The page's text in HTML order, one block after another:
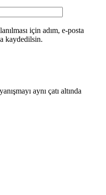
için adım, e-posta
kaydedilsin.
aynı çatı altında